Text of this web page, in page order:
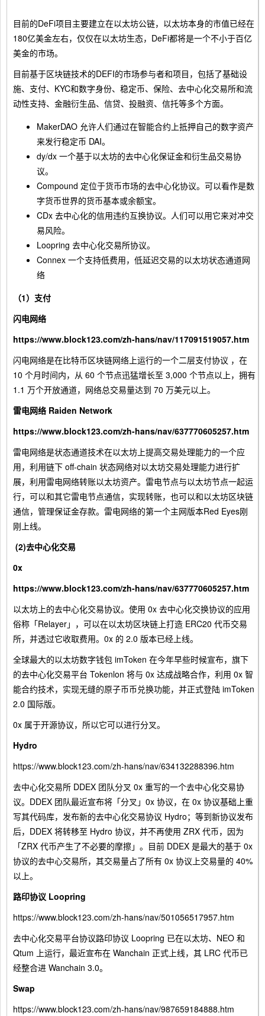
目前的DeFi项目主要建立在以太坊公链，以太坊本身的市值已经在
180亿美金左右，仅仅在以太坊生态，DeFi都将是一个不小于百亿
美金的市场。
目前基于区块链技术的DEFI的市场参与者和项目，包括了基础设
施、支付、KYC和数字身份、稳定币、保险、去中心化交易所和流
动性支持、金融衍生品、信贷、投融资、信托等多个方面。
MakerDAO 允许人们通过在智能合约上抵押自己的数字资产
来发行稳定币 DAI。
dy/dx 一个基于以太坊的去中心化保证金和衍生品交易协
议。
Compound 定位于货币市场的去中心化协议。可以看作是数
字货币世界的货币基本或余额宝。
CDx 去中心化的信用违约互换协议。人们可以用它来对冲交
易风险。
Loopring 去中心化交易所协议。
Connex 一个支持低费用，低延迟交易的以太坊状态通道网
络
（1）支付
闪电网络
https://www.block123.com/zh-hans/nav/117091519057.htm
闪电网络是在比特币区块链网络上运行的一个二层支付协议 ，在
10 个月时间内，从 60 个节点迅猛增长至 3,000 个节点以上，拥有
1.1 万个开放通道，网络总交易量达到 70 万美元以上。
雷电网络 Raiden Network
https://www.block123.com/zh-hans/nav/637770605257.htm
雷电网络是状态通道技术在以太坊上提高交易处理能力的一个应
用，利用链下 off-chain 状态网络对以太坊交易处理能力进行扩
展，利用雷电网络转账以太坊资产。雷电节点与以太坊节点一起运
行，可以和其它雷电节点通信，实现转账，也可以和以太坊区块链
通信，管理保证金存款。雷电网络的第一个主网版本Red Eyes刚
刚上线。
(2)去中心化交易
0x
https://www.block123.com/zh-hans/nav/637770605257.htm
以太坊上的去中心化交易协议。使用 0x 去中心化交换协议的应用
俗称「Relayer」，可以在以太坊区块链上打造 ERC20 代币交易
所，并透过它收取费用。0x 的 2.0 版本已经上线。
全球最大的以太坊数字钱包 imToken 在今年早些时候宣布，旗下
的去中心化交易平台 Tokenlon 将与 0x 达成战略合作，利用 0x 智
能合约技术，实现无缝的原子币币兑换功能，并正式登陆 imToken
2.0 国际版。
0x 属于开源协议，所以它可以进行分叉。
Hydro
https://www.block123.com/zh-hans/nav/634132288396.htm
去中心化交易所 DDEX 团队分叉 0x 重写的一个去中心化交易协
议。DDEX 团队最近宣布将「分叉」0x 协议，在 0x 协议基础上重
写其代码库，发布新的去中心化交易协议 Hydro；等到新协议发布
后，DDEX 将转移至 Hydro 协议，并不再使用 ZRX 代币，因为
「ZRX 代币产生了不必要的摩擦」。目前 DDEX 是最大的基于 0x
协议的去中心交易所，其交易量占了所有 0x 协议上交易量的 40%
以上。
路印协议 Loopring
https://www.block123.com/zh-hans/nav/501056517957.htm
去中心化交易平台协议路印协议 Loopring 已在以太坊、NEO 和
Qtum 上运行，最近宣布在 Wanchain 正式上线，其 LRC 代币已
经整合进 Wanchain 3.0。
Swap
https://www.block123.com/zh-hans/nav/987659184888.htm